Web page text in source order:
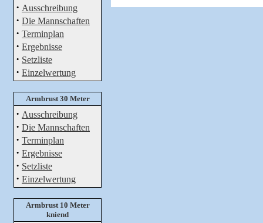
· Ausschreibung
· Die Mannschaften
· Terminplan
· Ergebnisse
· Setzliste
· Einzelwertung
Armbrust 30 Meter
· Ausschreibung
· Die Mannschaften
· Terminplan
· Ergebnisse
· Setzliste
· Einzelwertung
Armbrust 10 Meter
kniend